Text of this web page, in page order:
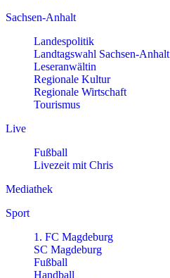
Sachsen-Anhalt
Landespolitik
Landtagswahl Sachsen-Anhalt
Leseranwältin
Regionale Kultur
Regionale Wirtschaft
Tourismus
Live
Fußball
Livezeit mit Chris
Mediathek
Sport
1. FC Magdeburg
SC Magdeburg
Fußball
Handball